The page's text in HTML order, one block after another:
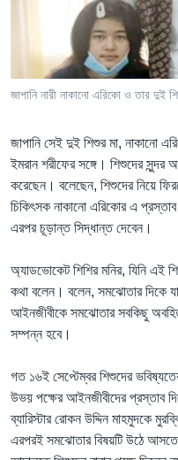
Learning English
FOLLOW US
অন্য ভাষায় ওয়েব সাইট
জাপানি নারী নাকানো এরিকো ও তার দুই
জাপানি সেই দুই শিশুর মা, নাকানো
ইমরান শরীফের সঙ্গে। শিশুদের সুন্দর
করেছেন। বলেছেন, শিশুদের নিয়ে
চিকিৎসক নাকানো এরিকোর এ
এরপর চূড়ান্ত সিদ্ধান্ত দেবেন।
অ্যাডভোকেট শিশির মনির, যিনি এই
কথা বলেন। বলেন, সমঝোতার দিকে
আইনজীবীকে সমঝোতার সবকিছু
সম্পন্ন হবে।
গত ১৬ই সেপ্টেম্বর শিশুদের
উভয় পক্ষের আইনজীবীদের প্রস্তাব
ব্যারিস্টার রোকন উদ্দিন মাহমুদকে
এরপরই সমঝোতার বিষয়টি উঠে